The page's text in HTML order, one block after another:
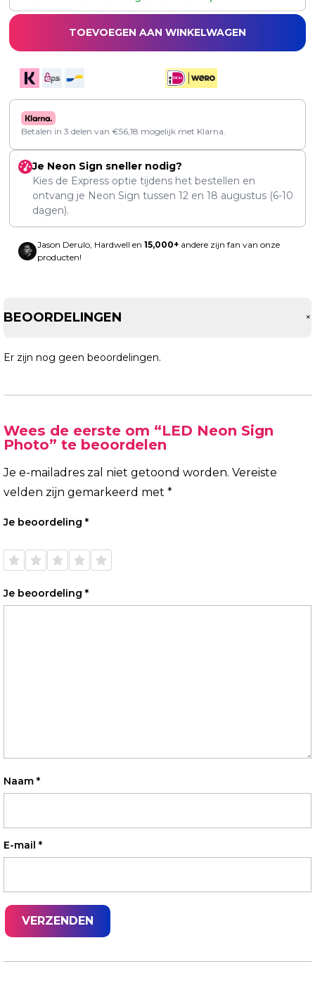
TOEVOEGEN AAN WINKELWAGEN
Betalen in 3 delen van €56,18 mogelijk met Klarna.
Je Neon Sign sneller nodig?
Kies de Express optie tijdens het bestellen en
ontvang je Neon Sign tussen 12 en 18 augustus (6-10
dagen).
Jason Derulo, Hardwell en 15,000+ andere zijn fan van onze
producten!
BEOORDELINGEN +
Er zijn nog geen beoordelingen.
Wees de eerste om “LED Neon Sign
Photo” te beoordelen
Je e-mailadres zal niet getoond worden. Vereiste
velden zijn gemarkeerd met *
Je beoordeling *
de 5
de 5
de 5
de 5
de 5
Je beoordeling *
Naam *
E-mail *